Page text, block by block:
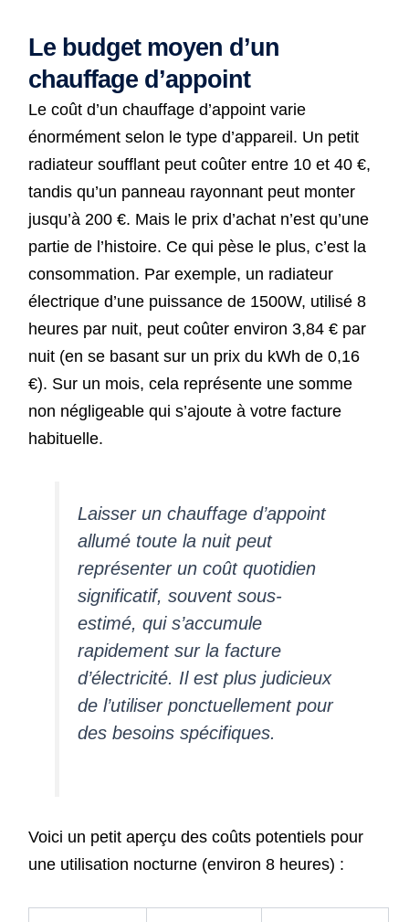
Le budget moyen d’un
chauffage d’appoint
Le coût d’un chauffage d’appoint varie
énormément selon le type d’appareil. Un petit
radiateur soufflant peut coûter entre 10 et 40 €,
tandis qu’un panneau rayonnant peut monter
jusqu’à 200 €. Mais le prix d’achat n’est qu’une
partie de l’histoire. Ce qui pèse le plus, c’est la
consommation. Par exemple, un radiateur
électrique d’une puissance de 1500W, utilisé 8
heures par nuit, peut coûter environ 3,84 € par
nuit (en se basant sur un prix du kWh de 0,16
€). Sur un mois, cela représente une somme
non négligeable qui s’ajoute à votre facture
habituelle.
Laisser un chauffage d’appoint
allumé toute la nuit peut
représenter un coût quotidien
significatif, souvent sous-
estimé, qui s’accumule
rapidement sur la facture
d’électricité. Il est plus judicieux
de l’utiliser ponctuellement pour
des besoins spécifiques.
Voici un petit aperçu des coûts potentiels pour
une utilisation nocturne (environ 8 heures) :